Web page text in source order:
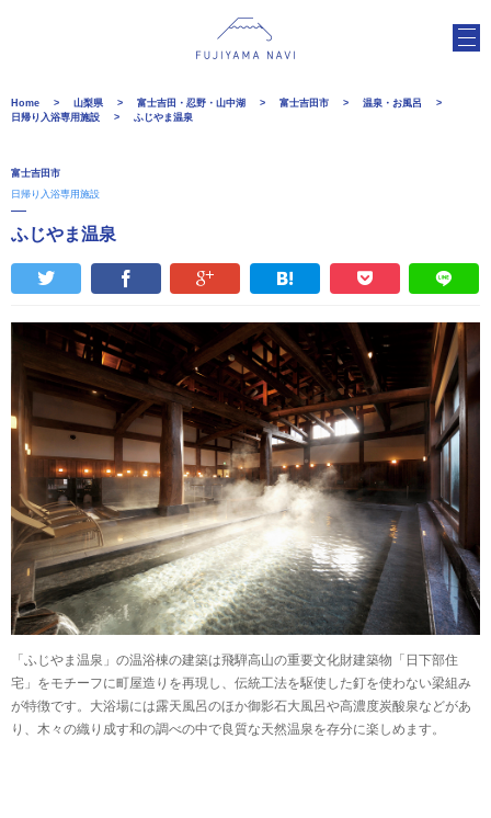
Home 山梨県 富士吉田・忍野・山中湖 富士吉田市
温泉・お風呂
日帰り入浴専用施設
ふじやま温泉
富士吉田市
日帰り入浴専用施設
ふじやま温泉
「ふじやま温泉」の温浴棟の建築は飛騨高山の重要文化財建築物「日下部住
宅」をモチーフに町屋造りを再現し、伝統工法を駆使した釘を使わない梁組み
が特徴です。大浴場には露天風呂のほか御影石大風呂や高濃度炭酸泉などがあ
り、木々の織り成す和の調べの中で良質な天然温泉を存分に楽しめます。